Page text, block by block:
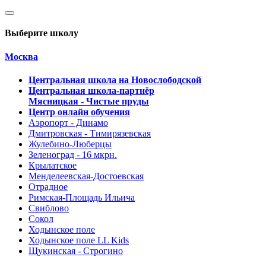
Выберите школу
Москва
Центральная школа на Новослободской
Центральная школа-партнёр
Мясницкая - Чистые пруды
Центр онлайн обучения
Аэропорт - Динамо
Дмитровская - Тимирязевская
Жулебино-Люберцы
Зеленоград - 16 мкрн.
Крылатское
Менделеевская-Достоевская
Отрадное
Римская-Площадь Ильича
Свиблово
Сокол
Ходынское поле
Ходынское поле LL Kids
Щукинская - Строгино